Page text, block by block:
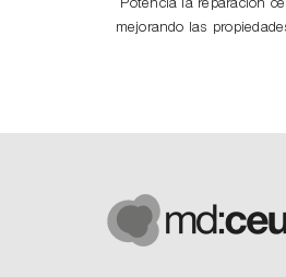
mejorando las